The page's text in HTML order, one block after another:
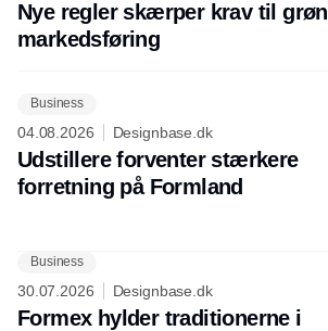
Nye regler skærper krav til grøn
markedsføring
Business
04.08.2026 Designbase.dk
Udstillere forventer stærkere
forretning på Formland
Business
30.07.2026 Designbase.dk
Formex hylder traditionerne i